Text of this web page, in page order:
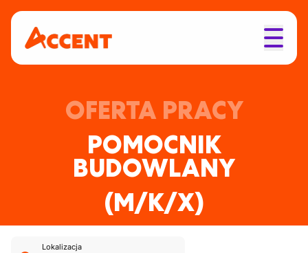
OFERTA PRACY
POMOCNIK
BUDOWLANY
(M/K/X)
Lokalizacja